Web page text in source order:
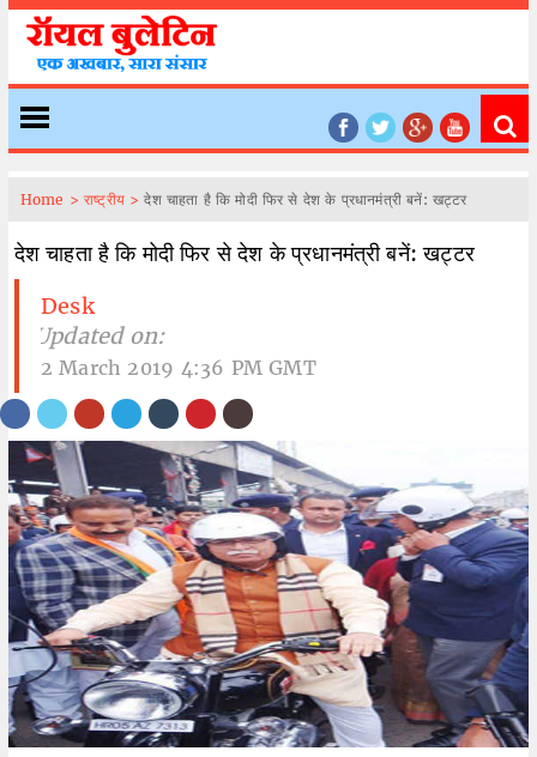
Home > राष्ट्रीय >देश चाहता है कि मोदी फिर से देश के प्रधानमंत्री बनें: खट्टर
देश चाहता है कि मोदी फिर से देश के प्रधानमंत्री बनें: खट्टर
Desk
| Updated on:
2 March 2019 4:36 PM GMT